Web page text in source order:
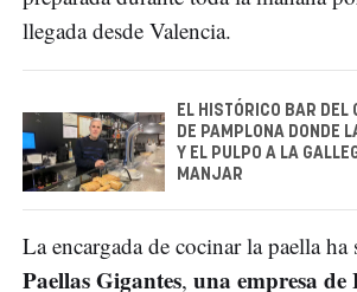
llegada desde Valencia.
EL HISTÓRICO BAR DEL
DE PAMPLONA DONDE
Y EL PULPO A LA
MANJAR
La encargada de cocinar la paella ha
Paellas Gigantes, una empresa de